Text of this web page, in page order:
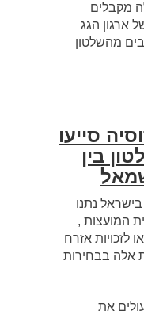
מקבלים
ארגון הגג
מהשלטון
סייעו
בין
הבחירות לכנסת בשנת 1992 בישראל נתנו
המועצות ,
לזכויות אזרח
אלה בבחירות
את